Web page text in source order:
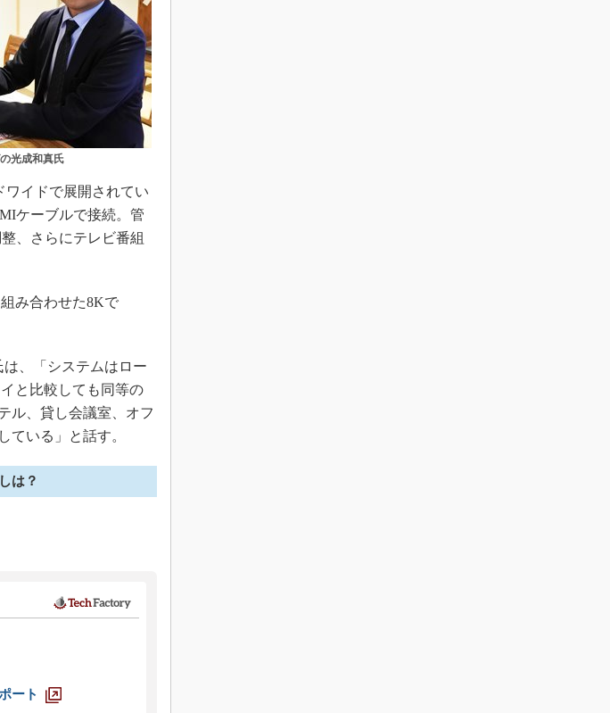
光成和真氏
ワイドで展開されてい
ケーブルで接続。管
、さらにテレビ番組
み合わせた8Kで
、「システムはロー
と比較しても同等の
ル、貸し会議室、オフ
ている」と話す。
は？
ート